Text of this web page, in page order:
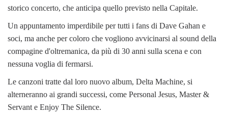
storico concerto, che anticipa quello previsto nella Capitale.
Un appuntamento imperdibile per tutti i fans di Dave Gahan e
soci, ma anche per coloro che vogliono avvicinarsi al sound della
compagine d'oltremanica, da più di 30 anni sulla scena e con
nessuna voglia di fermarsi.
Le canzoni tratte dal loro nuovo album, Delta Machine, si
alterneranno ai grandi successi, come Personal Jesus, Master &
Servant e Enjoy The Silence.